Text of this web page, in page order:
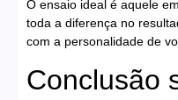
O ensaio ideal é aquele
toda a diferença no
com a personalidade de
Conclusão